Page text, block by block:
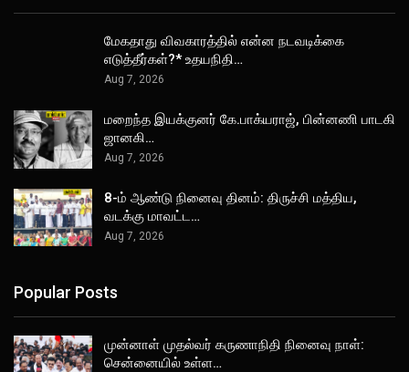
மேகதாது விவகாரத்தில் என்ன நடவடிக்கை
எடுத்தீர்கள்?* உதயநிதி…
Aug 7, 2026
மறைந்த இயக்குனர் கே.பாக்யராஜ், பின்னணி பாடகி
ஜானகி…
Aug 7, 2026
8-ம் ஆண்டு நினைவு தினம்: திருச்சி மத்திய,
வடக்கு மாவட்ட…
Aug 7, 2026
Popular Posts
முன்னாள் முதல்வர் கருணாநிதி நினைவு நாள்:
சென்னையில் உள்ள…